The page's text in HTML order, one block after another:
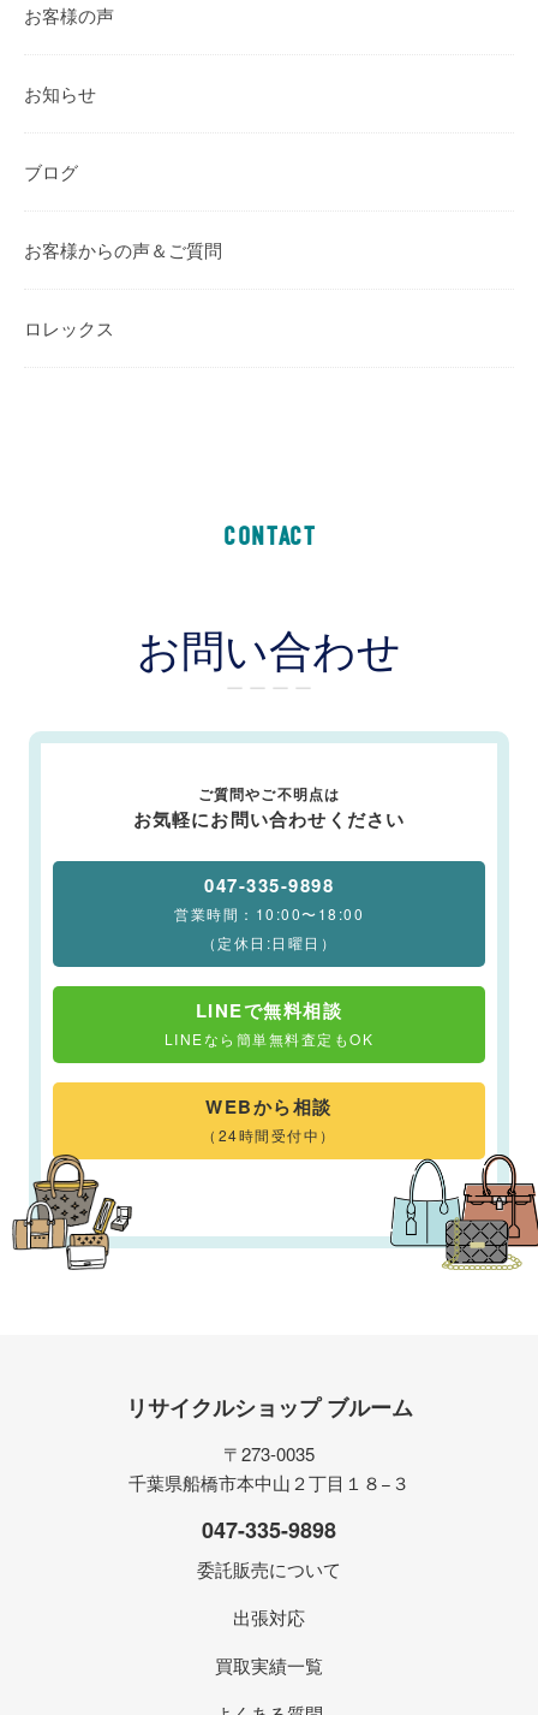
お客様の声
お知らせ
ブログ
お客様からの声＆ご質問
ロレックス
CONTACT
お問い合わせ
ー ー ー ー
ご質問やご不明点は
お気軽にお問い合わせください
047-335-9898
営業時間：10:00〜18:00
（定休日:日曜日）
LINEで無料相談
LINEなら簡単無料査定もOK
WEBから相談
（24時間受付中）
リサイクルショップ ブルーム
〒273-0035
千葉県船橋市本中山２丁目１８−３
047-335-9898
委託販売について
出張対応
買取実績一覧